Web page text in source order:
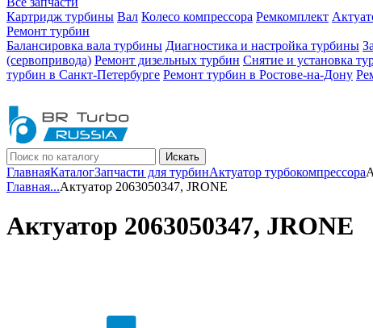
Картридж турбины Вал Колесо компрессора Ремкомплект
Ремонт турбин
Балансировка вала турбины Диагностика и настройка турбины
(сервопривода) Ремонт дизельных турбин Снятие и установка
турбин в Санкт-Петербурге Ремонт турбин в Ростове-на-Дону
Искать
ГлавнаяКаталогЗапчасти для турбинАктуатор турбокомпрессора
Главная...Актуатор 2063050347, JRONE
Актуатор 2063050347, JRONE